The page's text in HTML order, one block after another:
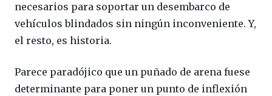
necesarios para soportar un desembarco de
vehículos blindados sin ningún inconveniente. Y,
el resto, es historia.
Parece paradójico que un puñado de arena fuese
determinante para poner un punto de inflexión